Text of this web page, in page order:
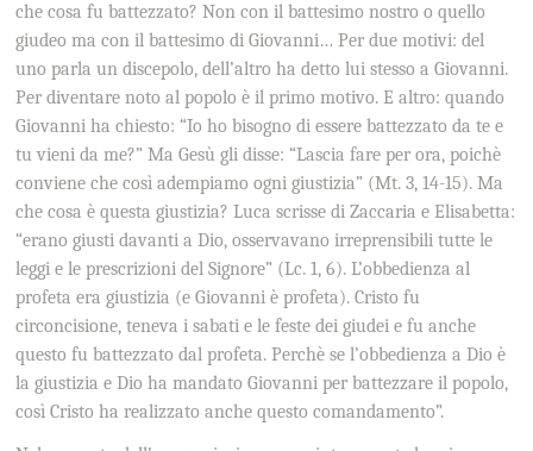
che cosa fu battezzato? Non con il battesimo nostro o quello
giudeo ma con il battesimo di Giovanni… Per due motivi: del
uno parla un discepolo, dell’altro ha detto lui stesso a Giovanni.
Per diventare noto al popolo è il primo motivo. E altro: quando
Giovanni ha chiesto: “Io ho bisogno di essere battezzato da te e
tu vieni da me?” Ma Gesù gli disse: “Lascia fare per ora, poichè
conviene che così adempiamo ogni giustizia” (Mt. 3, 14-15). Ma
che cosa è questa giustizia? Luca scrisse di Zaccaria e Elisabetta:
“erano giusti davanti a Dio, osservavano irreprensibili tutte le
leggi e le prescrizioni del Signore” (Lc. 1, 6). L’obbedienza al
profeta era giustizia (e Giovanni è profeta). Cristo fu
circoncisione, teneva i sabati e le feste dei giudei e fu anche
questo fu battezzato dal profeta. Perchè se l’obbedienza a Dio è
la giustizia e Dio ha mandato Giovanni per battezzare il popolo,
così Cristo ha realizzato anche questo comandamento”.